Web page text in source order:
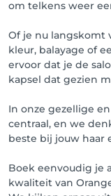
om telkens weer
Of je nu langskomt
kleur, balayage of
ervoor dat je de
kapsel dat gezien
In onze gezellige
centraal, en we
beste bij jouw haar
Boek eenvoudig je
kwaliteit van